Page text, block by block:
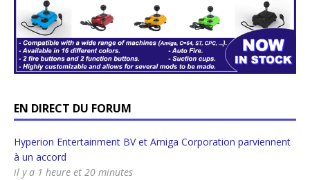
EN DIRECT DU FORUM
Hyperion Entertainment BV et Amiga Corporation parviennent
à un accord
il y a 1 heure et 20 minutes